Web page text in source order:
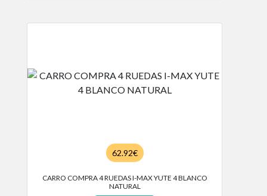
62.92€
CARRO COMPRA 4 RUEDAS I-MAX YUTE 4 BLANCO
NATURAL